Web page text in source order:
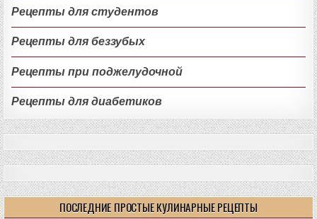
Рецепты для студентов
Рецепты для беззубых
Рецепты при поджелудочной
Рецепты для диабетиков
ПОСЛЕДНИЕ ПРОСТЫЕ КУЛИНАРНЫЕ РЕЦЕПТЫ